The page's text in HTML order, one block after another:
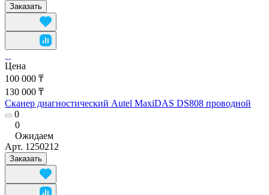
Заказать
Цена
100 000 ₸
130 000 ₸
Сканер диагностический Autel MaxiDAS DS808 проводной
0
0
Ожидаем
Арт. 1250212
Заказать